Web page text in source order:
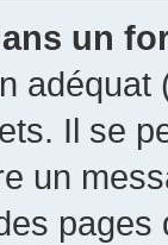
un
Il se
un